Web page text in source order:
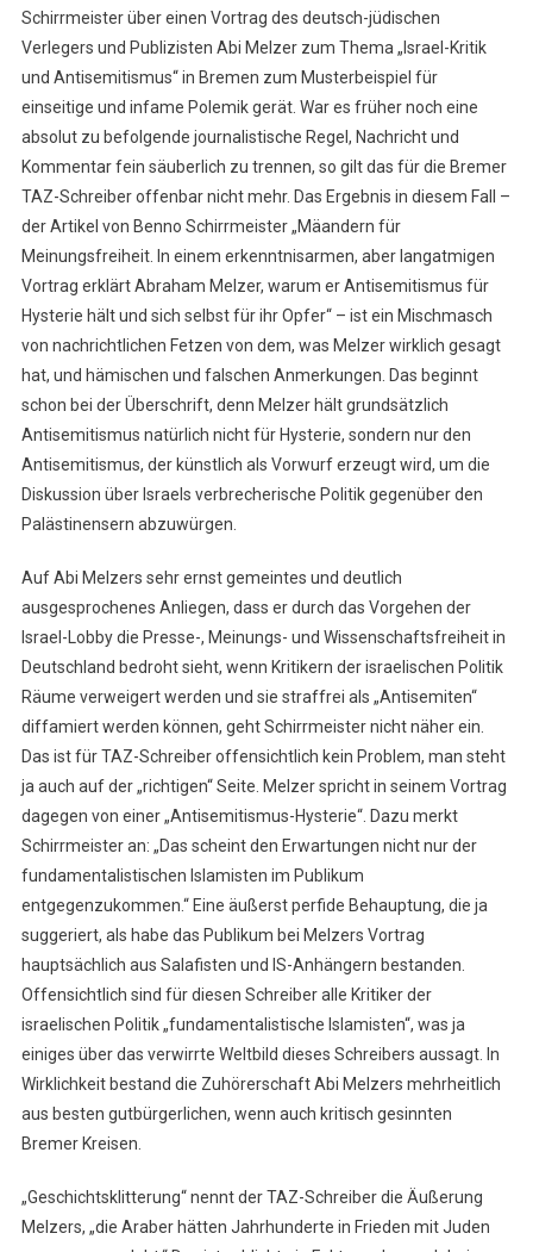
Schirrmeister über einen Vortrag des deutsch-jüdischen
Verlegers und Publizisten Abi Melzer zum Thema „Israel-Kritik
und Antisemitismus“ in Bremen zum Musterbeispiel für
einseitige und infame Polemik gerät. War es früher noch eine
absolut zu befolgende journalistische Regel, Nachricht und
Kommentar fein säuberlich zu trennen, so gilt das für die Bremer
TAZ-Schreiber offenbar nicht mehr. Das Ergebnis in diesem Fall –
der Artikel von Benno Schirrmeister „Mäandern für
Meinungsfreiheit. In einem erkenntnisarmen, aber langatmigen
Vortrag erklärt Abraham Melzer, warum er Antisemitismus für
Hysterie hält und sich selbst für ihr Opfer“ – ist ein Mischmasch
von nachrichtlichen Fetzen von dem, was Melzer wirklich gesagt
hat, und hämischen und falschen Anmerkungen. Das beginnt
schon bei der Überschrift, denn Melzer hält grundsätzlich
Antisemitismus natürlich nicht für Hysterie, sondern nur den
Antisemitismus, der künstlich als Vorwurf erzeugt wird, um die
Diskussion über Israels verbrecherische Politik gegenüber den
Palästinensern abzuwürgen.
Auf Abi Melzers sehr ernst gemeintes und deutlich
ausgesprochenes Anliegen, dass er durch das Vorgehen der
Israel-Lobby die Presse-, Meinungs- und Wissenschaftsfreiheit in
Deutschland bedroht sieht, wenn Kritikern der israelischen Politik
Räume verweigert werden und sie straffrei als „Antisemiten“
diffamiert werden können, geht Schirrmeister nicht näher ein.
Das ist für TAZ-Schreiber offensichtlich kein Problem, man steht
ja auch auf der „richtigen“ Seite. Melzer spricht in seinem Vortrag
dagegen von einer „Antisemitismus-Hysterie“. Dazu merkt
Schirrmeister an: „Das scheint den Erwartungen nicht nur der
fundamentalistischen Islamisten im Publikum
entgegenzukommen.“ Eine äußerst perfide Behauptung, die ja
suggeriert, als habe das Publikum bei Melzers Vortrag
hauptsächlich aus Salafisten und IS-Anhängern bestanden.
Offensichtlich sind für diesen Schreiber alle Kritiker der
israelischen Politik „fundamentalistische Islamisten“, was ja
einiges über das verwirrte Weltbild dieses Schreibers aussagt. In
Wirklichkeit bestand die Zuhörerschaft Abi Melzers mehrheitlich
aus besten gutbürgerlichen, wenn auch kritisch gesinnten
Bremer Kreisen.
„Geschichtsklitterung“ nennt der TAZ-Schreiber die Äußerung
Melzers, „die Araber hätten Jahrhunderte in Frieden mit Juden